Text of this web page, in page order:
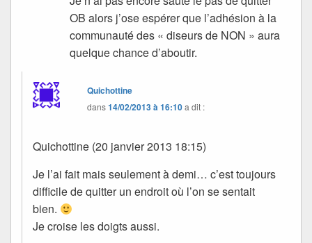
OB alors j’ose espérer que l’adhésion à la
communauté des « diseurs de NON » aura
quelque chance d’aboutir.
Quichottine
dans14/02/2013 à 16:10a dit :
Quichottine (20 janvier 2013 18:15)
Je l’ai fait mais seulement à demi… c’est toujours
difficile de quitter un endroit où l’on se sentait
bien.
Je croise les doigts aussi.